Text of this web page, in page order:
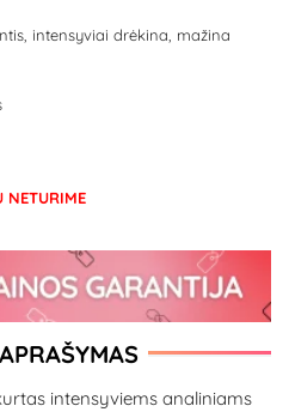
intensyviai drėkina, mažina
NETURIME
intensyviems analiniams